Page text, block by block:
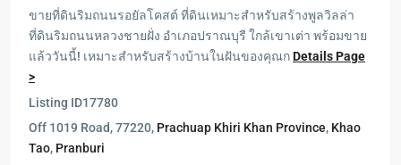
ขายที่ดินริมถนนรอยัลโคสต์ ที่ดินเหมาะสำหรับสร้างพูลวิลล่า
ที่ดินริมถนนหลวงชายฝั่ง อำเภอปราณบุรี ใกล้เขาเต่า พร้อมขาย
แล้ววันนี้! เหมาะสำหรับสร้างบ้านในฝันของคุณกDetails Page
>
Listing ID17780
Off 1019 Road, 77220, Prachuap Khiri Khan Province, Khao
Tao, Pranburi
Las
Tortugas ,
Hua